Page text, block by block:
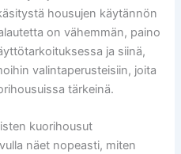
housujen käytännön
on vähemmän, paino
ja siinä,
valintaperusteisiin, joita
tärkeinä.
kuorihousut
näet nopeasti, miten